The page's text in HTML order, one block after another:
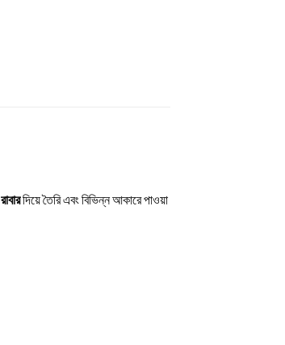
রাবারদিয়ে তৈরি এবং বিভিন্ন আকারে পাওয়া